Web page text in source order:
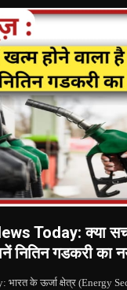
Today: क्या सच
नितिन गडकरी का
के ऊर्जा क्षेत्र (Energy